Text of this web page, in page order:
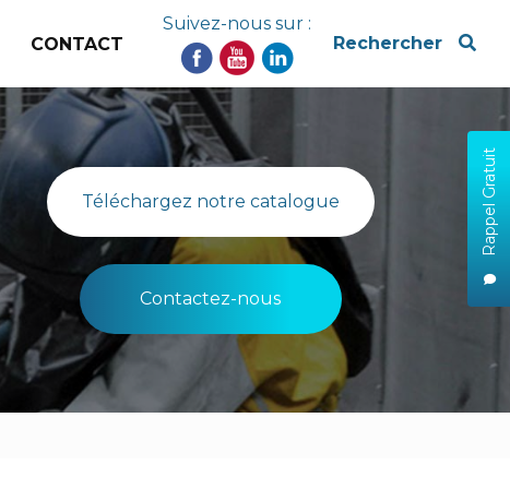
x
Rappel Gratuit
CONTACT
Suivez-nous sur :
Rechercher
Téléchargez notre catalogue
Contactez-nous